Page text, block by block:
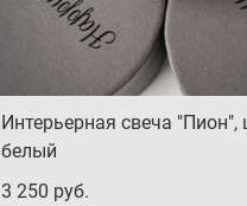
Интерьерная свеча "Пион",
белый
3 250 pуб.